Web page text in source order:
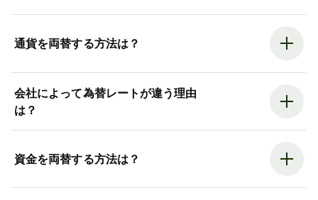
通貨を両替する方法は？
会社によって為替レートが違う理由
は？
資金を両替する方法は？